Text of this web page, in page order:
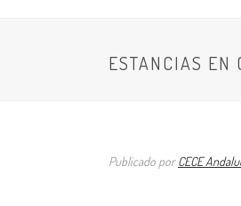
ESTANCIAS EN
Publicado porCECE